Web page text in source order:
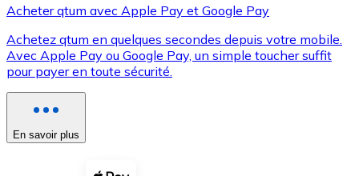
XRP
XRP
Voir toutes
Coupons crypto
Acheter qtum avec Apple Pay et Google Pay
Achetez qtum en quelques secondes depuis votre mobile.
Avec Apple Pay ou Google Pay, un simple toucher suffit
pour payer en toute sécurité.
En savoir plus